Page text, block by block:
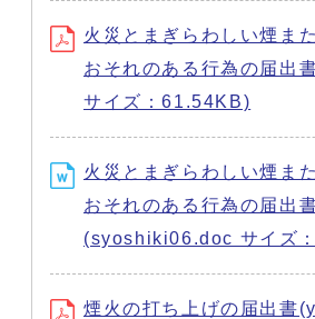
火災とまぎらわしい煙ま
おそれのある行為の届出
サイズ：61.54KB)
火災とまぎらわしい煙ま
おそれのある行為の届出
(syoshiki06.doc サイズ
煙火の打ち上げの届出書